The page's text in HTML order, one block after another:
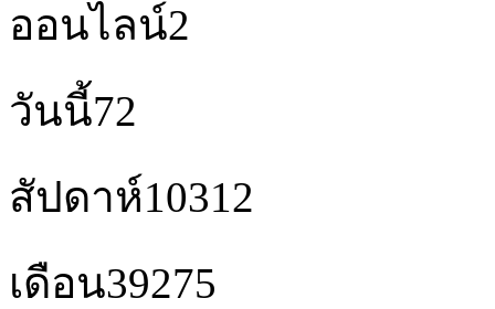
ออนไลน์2
วันนี้72
สัปดาห์10312
เดือน39275